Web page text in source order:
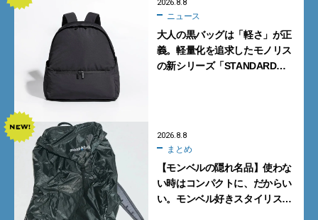
2026.8.8
ニュース
大人の黒バッグは「軽さ」が正
義。軽量化を追求したモノリス
の新シリーズ「STANDARD
2026.8.8
まとめ
【モンベルの隠れ名品】使わな
い時はコンパクトに、だからい
い。モンベル好きスタイリスト